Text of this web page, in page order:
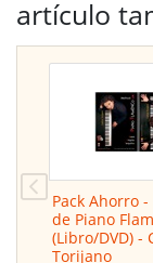
artículo
Pack Ahorro
de Piano
(Libro/DVD) -
Torijano